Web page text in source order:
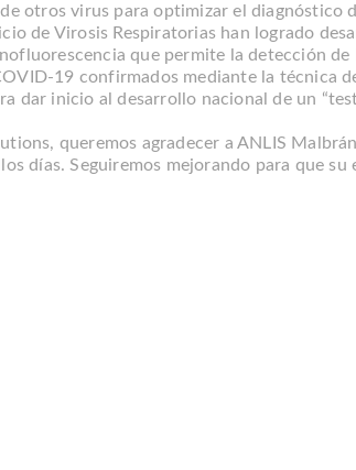
otros virus para optimizar el diagnóstico
de Virosis Respiratorias han logrado
que permite la detección
19 confirmados mediante la técnica
dar inicio al desarrollo nacional de un
queremos agradecer a ANLIS
días. Seguiremos mejorando para que